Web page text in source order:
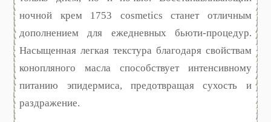
ночной крем 1753 cosmetics станет отличным
дополнением для ежедневных бьюти-процедур.
Насыщенная легкая текстура благодаря свойствам
конопляного масла способствует интенсивному
питанию эпидермиса, предотвращая сухость и
раздражение.